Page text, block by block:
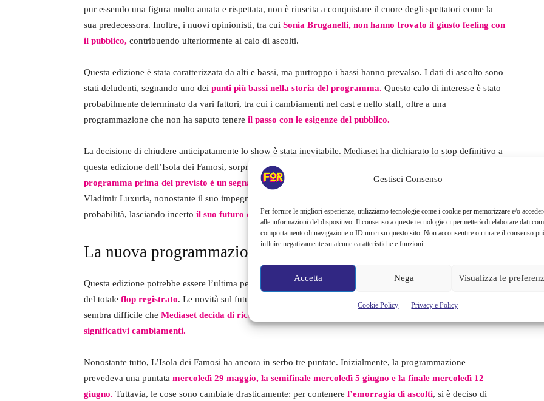
Gestisci Consenso
Per fornire le migliori esperienze, utilizziamo tecnologie come i cookie per memorizzare e/o
alle informazioni del dispositivo. Il consenso a queste tecnologie ci permetterà di elaborare dati
comportamento di navigazione o ID unici su questo sito. Non acconsentire o ritirare il consenso
influire negativamente su alcune caratteristiche e funzioni.
Accetta Nega Visualizza le
Cookie Policy Privacy e Policy
pur essendo una figura molto amata e rispettata, non è riuscita a conquistare il cuore degli spettatori come la
sua predecessora. Inoltre, i nuovi opinionisti, tra cui Sonia Bruganelli, non hanno trovato il giusto feeling con
il pubblico, contribuendo ulteriormente al calo di ascolti.
Questa edizione è stata caratterizzata da alti e bassi, ma purtroppo i bassi hanno prevalso. I dati di ascolto sono
stati deludenti, segnando uno dei punti più bassi nella storia del programma. Questo calo di interesse è stato
probabilmente determinato da vari fattori, tra cui i cambiamenti nel cast e nello staff, oltre a una
programmazione che non ha saputo tenere il passo con le esigenze del pubblico.
La decisione di chiudere anticipatamente lo show è stata inevitabile. Mediaset ha dichiarato lo stop definitivo a
questa edizione dell’Isola dei Famosi, sorprendendo molti spettatori e critici televisivi. Interrompere
programma prima del previsto è un segnale forte della crisi che sta attraversando questo storico reali
Vladimir Luxuria, nonostante il suo impegno e la sua professionalità, è ora fuori dai giochi con grande
probabilità, lasciando incerto il suo futuro come conduttrice del reality show.
La nuova programmazione dell’Isola dei Famosi
Questa edizione potrebbe essere l’ultima per l ‘Isola dei Famosi
? La domanda è legittima, soprattutto alla luce
del totale flop registrato. Le novità sul futuro del programma sono attese con grande interesse, ma al momento
sembra difficile che Mediaset decida di riconfermare il reality per l’anno prossimo
significativi cambiamenti.
Nonostante tutto, L’Isola dei Famosi ha ancora in serbo tre puntate. Inizialmente, la programmazione
prevedeva una puntata mercoledì 29 maggio, la semifinale mercoledì 5 giugno e la finale mercoledì 12
giugno. Tuttavia, le cose sono cambiate drasticamente: per contenere l’emorragia di ascolti, si è deciso di